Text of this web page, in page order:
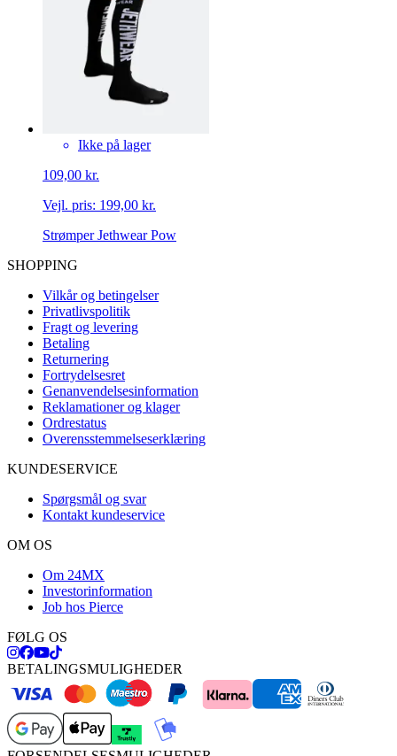
Ikke på lager
109,00 kr.
Vejl. pris: 199,00 kr.
Strømper Jethwear Pow
SHOPPING
Vilkår og betingelser
Privatlivspolitik
Fragt og levering
Betaling
Returnering
Fortrydelsesret
Genanvendelsesinformation
Reklamationer og klager
Ordrestatus
Overensstemmelseserklæring
KUNDESERVICE
Spørgsmål og svar
Kontakt kundeservice
OM OS
Om 24MX
Investorinformation
Job hos Pierce
FØLG OS
BETALINGSMULIGHEDER